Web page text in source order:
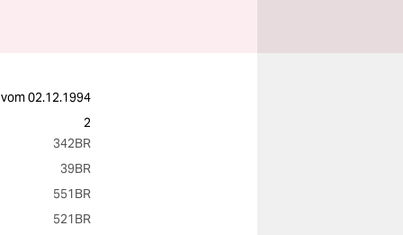
vom02.12.1994
2
342BR
39BR
551BR
521BR